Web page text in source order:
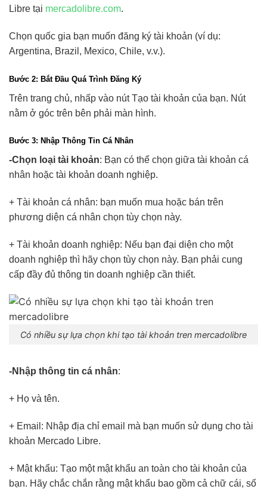
Libre tại mercadolibre.com.
Chọn quốc gia bạn muốn đăng ký tài khoản (ví dụ:
Argentina, Brazil, Mexico, Chile, v.v.).
Bước 2: Bắt Đầu Quá Trình Đăng Ký
Trên trang chủ, nhấp vào nút Tạo tài khoản của bạn. Nút
nằm ở góc trên bên phải màn hình.
Bước 3: Nhập Thông Tin Cá Nhân
-Chọn loại tài khoản: Bạn có thể chọn giữa tài khoản cá
nhân hoặc tài khoản doanh nghiệp.
+ Tài khoản cá nhân: bạn muốn mua hoặc bán trên
phương diện cá nhân chọn tùy chọn này.
+ Tài khoản doanh nghiệp: Nếu bạn đại diện cho một
doanh nghiệp thì hãy chọn tùy chọn này. Bạn phải cung
cấp đầy đủ thông tin doanh nghiệp cần thiết.
Có nhiều sự lựa chọn khi tạo tài khoản tren mercadolibre
-Nhập thông tin cá nhân:
+ Họ và tên.
+ Email: Nhập địa chỉ email mà bạn muốn sử dụng cho tài
khoản Mercado Libre.
+ Mật khẩu: Tạo một mật khẩu an toàn cho tài khoản của
bạn. Hãy chắc chắn rằng mật khẩu bao gồm cả chữ cái, số